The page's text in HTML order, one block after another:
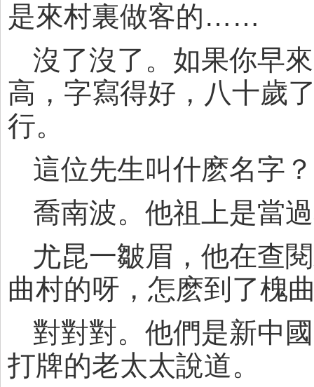
是來村裏做客的……
沒了沒了。如果你早
高，字寫得好，八十歲
行。
這位先生叫什麽名字
喬南波。他祖上是當
尤昆一皺眉，他在查
曲村的呀，怎麽到了槐
對對對。他們是新中
打牌的老太太說道。